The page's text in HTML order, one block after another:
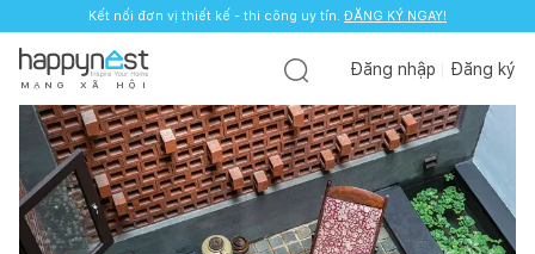
Kết nối đơn vị thiết kế - thi công uy tín. ĐĂNG KÝ NGAY!
M Ạ N G X Ã H Ộ I
Đăng nhập Đăng ký